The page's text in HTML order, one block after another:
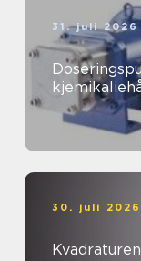
31. juli 2026
30. juli 2026
Kvadraturen